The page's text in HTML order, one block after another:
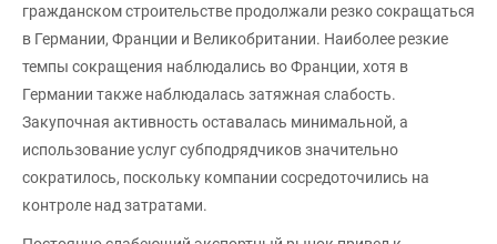
гражданском строительстве продолжали резко сокращаться
в Германии, Франции и Великобритании. Наиболее резкие
темпы сокращения наблюдались во Франции, хотя в
Германии также наблюдалась затяжная слабость.
Закупочная активность оставалась минимальной, а
использование услуг субподрядчиков значительно
сократилось, поскольку компании сосредоточились на
контроле над затратами.